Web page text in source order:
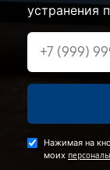
устранения
Нажимая на
моих